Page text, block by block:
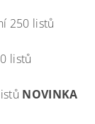
250 listů
listů
NOVINKA